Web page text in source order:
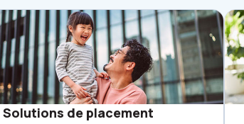
Solutions de placement